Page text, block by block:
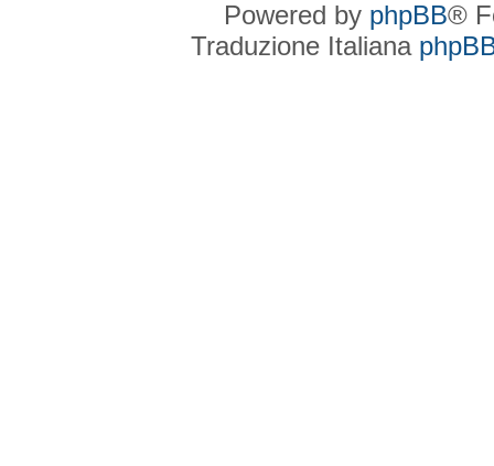
Powered by phpBB®
Traduzione Italiana